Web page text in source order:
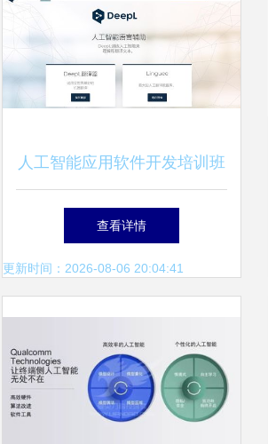
人工智能应用软件开发培训班
提升你的AI实战能力
查看详情
更新时间：2026-08-06 20:04:41